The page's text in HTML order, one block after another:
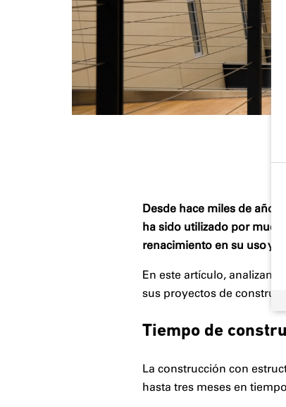
Desde hace miles de
ha sido utilizado por
renacimiento en su uso y
En este artículo,
sus proyectos de
Tiempo de
La construcción con
hasta tres meses en